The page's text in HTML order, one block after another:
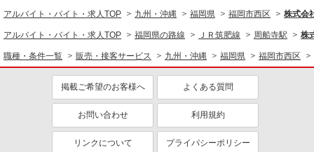
アルバイト・バイト・求人TOP 九州・沖縄 福岡県 福岡市西区 株式会
アルバイト・バイト・求人TOP 福岡県の路線 ＪＲ筑肥線 周船寺駅 株
職種・条件一覧 販売・接客サービス 九州・沖縄 福岡県 福岡市西区
掲載ご希望のお客様へ よくある質問
お問い合わせ 利用規約
リンクについて プライバシーポリシー